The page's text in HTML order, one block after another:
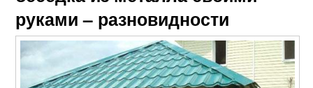
руками – разновидности